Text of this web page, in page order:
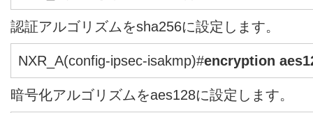
認証アルゴリズムをsha256に設定します。
NXR_A(config-ipsec-isakmp)#encryption
暗号化アルゴリズムをaes128に設定します。